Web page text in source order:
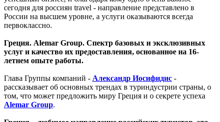
сегодня для россиян travel - направление представлено в
России на высшем уровне, а услуги оказываются всегда
первоклассно.
Греция. Alemar Group. Спектр базовых и эксклюзивных
услуг и качество их предоставления, основанное на 16-
летнем опыте работы.
Глава Группы компаний - Александр Иосифидис -
рассказывает об основных трендах в туриндустрии страны, о
том, что может предложить миру Греция и о секрете успеха
Alemar Group.